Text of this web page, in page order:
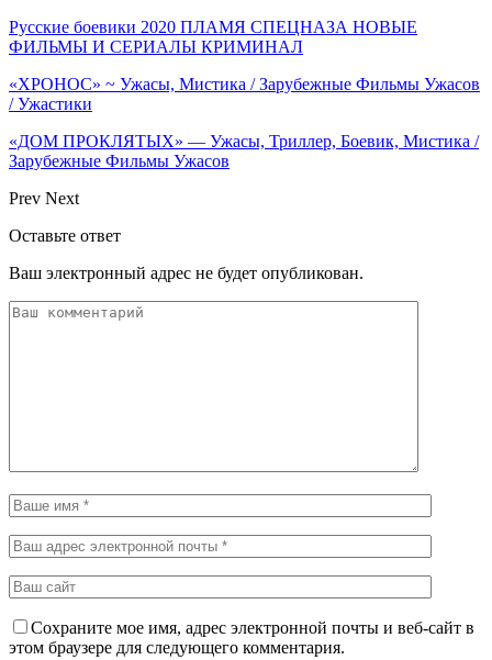
Русские боевики 2020 ПЛАМЯ СПЕЦНАЗА НОВЫЕ
ФИЛЬМЫ И СЕРИАЛЫ КРИМИНАЛ
«ХРОНОС» ~ Ужасы, Мистика / Зарубежные Фильмы Ужасов
/ Ужастики
«ДОМ ПРОКЛЯТЫХ» — Ужасы, Триллер, Боевик, Мистика /
Зарубежные Фильмы Ужасов
Prev Next
Оставьте ответ
Ваш электронный адрес не будет опубликован.
Сохраните мое имя, адрес электронной почты и веб-сайт в
этом браузере для следующего комментария.